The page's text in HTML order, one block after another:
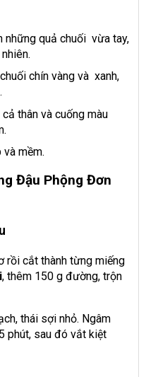
những quả chuối vừa tay,
chín vàng và xanh,
thân và cuống màu
mềm.
Đậu Phộng Đơn
rồi cắt thành từng miếng
, thêm 150 g đường, trộn
thái sợi nhỏ. Ngâm
phút, sau đó vắt kiệt